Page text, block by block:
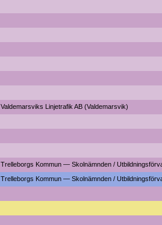
Valdemarsviks Linjetrafik AB (Valdemarsvik)
Trelleborgs Kommun — Skolnämnden /
Trelleborgs Kommun — Skolnämnden /